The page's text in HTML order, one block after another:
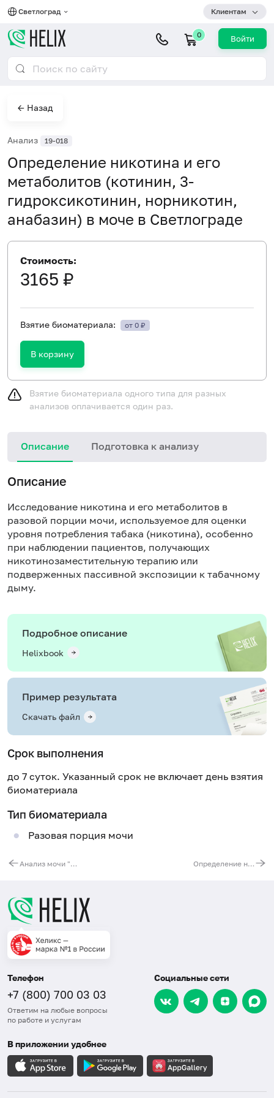
Светлоград Клиентам
0 Войти
← Назад
Анализ 19-018
Определение никотина и его
метаболитов (котинин, 3-
гидроксикотинин, норникотин,
анабазин) в моче в Светлограде
Стоимость:
3165 ₽
Взятие биоматериала: от 0 ₽
В корзину
Взятие биоматериала одного типа для разных
анализов оплачивается один раз.
Описание Подготовка к анализу
Описание
Исследование никотина и его метаболитов в
разовой порции мочи, используемое для оценки
уровня потребления табака (никотина), особенно
при наблюдении пациентов, получающих
никотинозаместительную терапию или
подверженных пассивной экспозиции к табачному
дыму.
Подробное описание
Helixbook
Пример результата
Скачать файл
Срок выполнения
до 7 суток. Указанный срок не включает день взятия
биоматериала
Тип биоматериала
Разовая порция мочи
Анализ мочи "Вредные привычки": алкоголь, никотин, психотропные и наркотические вещества, психоактивные лекарственные вещества Определение никотина и его метаболита (котинин) в слюне
Телефон
+7 (800) 700 03 03
Ответим на любые вопросы
по работе и услугам
Социальные сети
В приложении удобнее